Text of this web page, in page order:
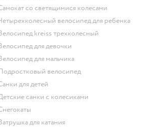
Самокат со светящимися колесами
Четырехколесный велосипед для ребенка
Велосипед kreiss трехколесный
Велосипед для девочки
Велосипед для мальчика
Подростковый велосипед
Санки для детей
Детские санки с колесиками
Снегокаты
Ватрушка для катания